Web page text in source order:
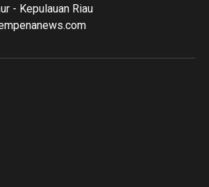
- Kepulauan Riau